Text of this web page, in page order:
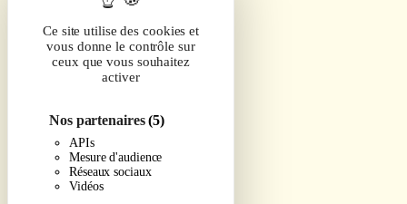
Ce site utilise des cookies et
vous donne le contrôle sur
ceux que vous souhaitez
activer
Nos partenaires(5)
APIs
Mesure d'audience
Réseaux sociaux
Vidéos